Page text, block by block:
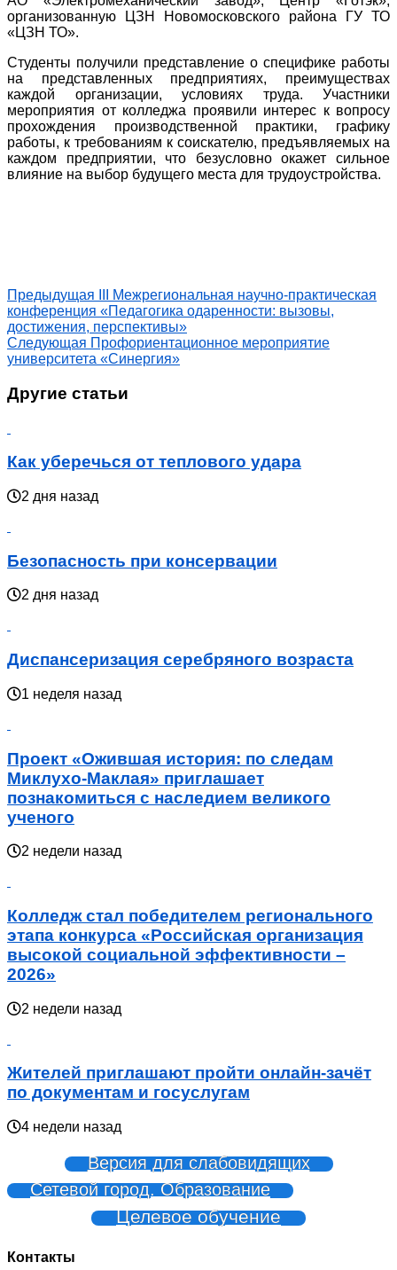
организованную ЦЗН Новомосковского района ГУ ТО
«ЦЗН ТО».
Студенты получили представление о специфике работы
на представленных предприятиях, преимуществах
каждой организации, условиях труда. Участники
мероприятия от колледжа проявили интерес к вопросу
прохождения производственной практики, графику
работы, к требованиям к соискателю, предъявляемых на
каждом предприятии, что безусловно окажет сильное
влияние на выбор будущего места для трудоустройства.
Предыдущая III Межрегиональная научно-практическая
конференция «Педагогика одаренности: вызовы,
достижения, перспективы»
Следующая Профориентационное мероприятие
университета «Синергия»
Другие статьи
Как уберечься от теплового удара
2 дня назад
Безопасность при консервации
2 дня назад
Диспансеризация серебряного возраста
1 неделя назад
Проект «Ожившая история: по следам
Миклухо-Маклая» приглашает
познакомиться с наследием великого
ученого
2 недели назад
Колледж стал победителем регионального
этапа конкурса «Российская организация
высокой социальной эффективности –
2026»
2 недели назад
Жителей приглашают пройти онлайн-зачёт
по документам и госуслугам
4 недели назад
Версия для слабовидящих
Сетевой город. Образование
Целевое обучение
Контакты